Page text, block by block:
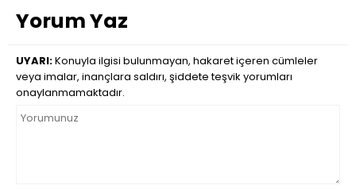
Yorum Yaz
UYARI:Konuyla ilgisi bulunmayan, hakaret içeren cümleler
veya imalar, inançlara saldırı, şiddete teşvik yorumları
onaylanmamaktadır.